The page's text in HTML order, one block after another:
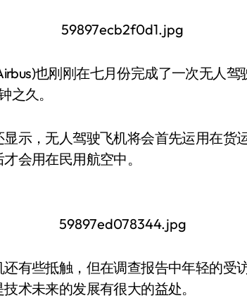
也刚刚在七月份完成了一次无人
之久。
示，无人驾驶飞机将会首先运用在货
会用在民用航空中。
有些抵触，但在调查报告中年轻的受
术未来的发展有很大的益处。